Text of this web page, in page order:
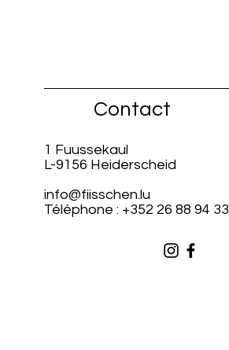
Contact
1 Fuussekaul
L-9156 Heiderscheid
info@fiisschen.lu
Téléphone : +352 26 88 94 33